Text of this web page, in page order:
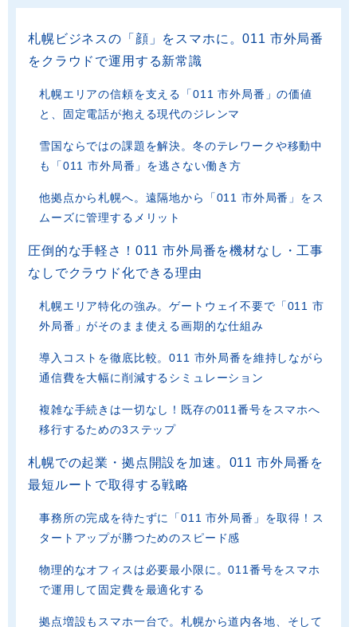
札幌ビジネスの「顔」をスマホに。011 市外局番
をクラウドで運用する新常識
札幌エリアの信頼を支える「011 市外局番」の価値
と、固定電話が抱える現代のジレンマ
雪国ならではの課題を解決。冬のテレワークや移動中
も「011 市外局番」を逃さない働き方
他拠点から札幌へ。遠隔地から「011 市外局番」をス
ムーズに管理するメリット
圧倒的な手軽さ！011 市外局番を機材なし・工事
なしでクラウド化できる理由
札幌エリア特化の強み。ゲートウェイ不要で「011 市
外局番」がそのまま使える画期的な仕組み
導入コストを徹底比較。011 市外局番を維持しながら
通信費を大幅に削減するシミュレーション
複雑な手続きは一切なし！既存の011番号をスマホへ
移行するための3ステップ
札幌での起業・拠点開設を加速。011 市外局番を
最短ルートで取得する戦略
事務所の完成を待たずに「011 市外局番」を取得！ス
タートアップが勝つためのスピード感
物理的なオフィスは必要最小限に。011番号をスマホ
で運用して固定費を最適化する
拠点増設もスマホ一台で。札幌から道内各地、そして